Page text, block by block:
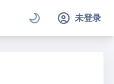
未登录